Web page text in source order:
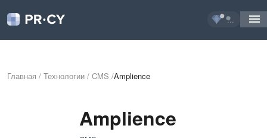
...
Главная / Технологии / CMS /Amplience
Amplience